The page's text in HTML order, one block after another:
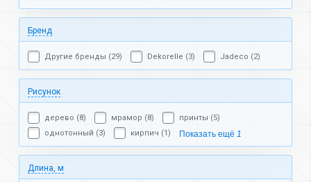
Бренд
Другие бренды (29) Dekorelle (3) Jadeco (2)
Рисунок
дерево (8) мрамор (8)
принты (5)
однотонный (3)
кирпич (1) Показать ещё 1
Длина, м